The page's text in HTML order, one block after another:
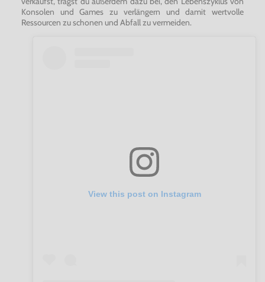
Konsolen und Games zu verlängern und damit wertvolle
Ressourcen zu schonen und Abfall zu vermeiden.
View this post on Instagram